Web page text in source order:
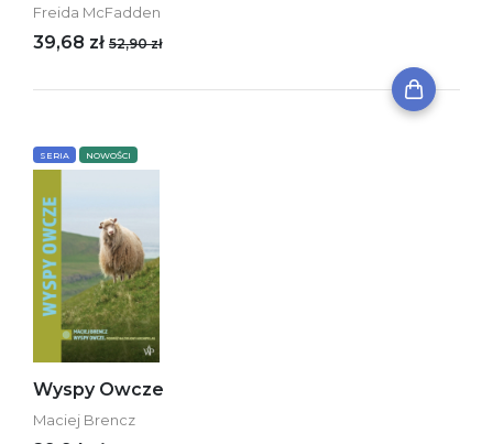
Freida McFadden
39,68 zł 52,90 zł
SERIA NOWOŚCI
Wyspy Owcze
Maciej Brencz